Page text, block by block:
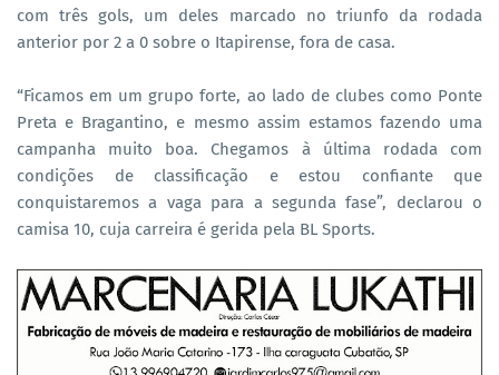
com três gols, um deles marcado no triunfo da rodada
anterior por 2 a 0 sobre o Itapirense, fora de casa.
“Ficamos em um grupo forte, ao lado de clubes como Ponte
Preta e Bragantino, e mesmo assim estamos fazendo uma
campanha muito boa. Chegamos à última rodada com
condições de classificação e estou confiante que
conquistaremos a vaga para a segunda fase”, declarou o
camisa 10, cuja carreira é gerida pela BL Sports.